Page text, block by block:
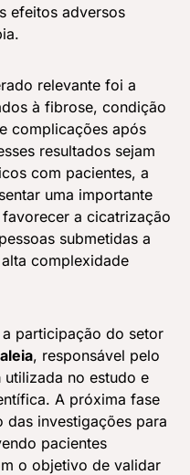
efeitos adversos
relevante foi a
à fibrose, condição
complicações após
resultados sejam
com pacientes, a
uma importante
a cicatrização
submetidas a
complexidade
do setor
, responsável pelo
utilizada no estudo e
A próxima fase
investigações para
pacientes
o objetivo de validar